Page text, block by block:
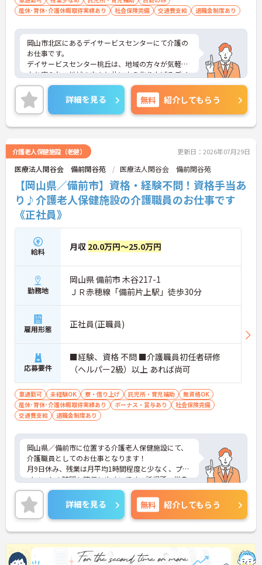
産休･育休･介護休暇取得実績あり
社会保険完備 交通費支給 退職金制度あり
岡山市北区にあるデイサービスセンターにて介護の
お仕事です。
デイサービスセンター桃丘は、地域の方々が気軽に
立ち寄られ、地域の方々と共に支え作り上げるデイ
サービスとして、その地域本来の姿を基に限りなく
「心」も［体］もお元気で過ごせるよう充実した時
間を自信を持って提供します。
ご興味がある方は是非一度マイナビまでお問い合わ
せください。さらに詳細などお伝えします！
詳細を見る 無料 紹介してもらう
介護老人保健施設（老健） 更新日：2026年07月29日
医療法人閑谷会 備前閑谷苑 医療法人閑谷会 備前閑谷苑
【岡山県／備前市】資格・経験不問！資格手当あ
り♪介護老人保健施設の介護職員のお仕事です
《正社員》
給料 月収 20.0万円～25.0万円
勤務地
岡山県 備前市 木谷217-1
ＪＲ赤穂線「備前片上駅」徒歩30分
雇用形態 正社員(正職員)
応募要件
■経験、資格 不問 ■介護職員初任者研修
（ヘルパー2級）以上 あれば尚可
車通勤可 未経験OK 寮・借り上げ 託児所・育児補助
無資格OK
産休･育休･介護休暇取得実績あり
ボーナス・賞与あり
社会保険完備
交通費支給
退職金制度あり
岡山県／備前市に位置する介護老人保健施設にて、
介護職員としてのお仕事となります！
月9日休み、残業は月平均1時間程度と少なく、プラ
イベートの時間も確保しやすいです。託児所・単身
用寮もあり、充実した福利厚生も魅力です。
ご興味のある方には、面接対策ポイントなど、さら
に詳細をお話ししますのでお気軽にご相談くださ
い！
詳細を見る 無料 紹介してもらう